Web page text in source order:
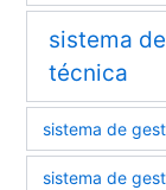
sistema
técnica
sistema de
sistema de